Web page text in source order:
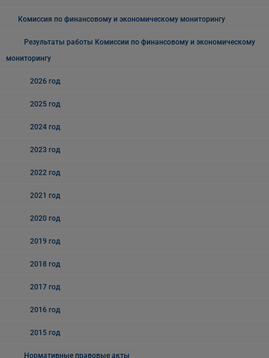
Комиссия по финансовому и экономическому мониторингу
Результаты работы Комиссии по финансовому и экономическому
мониторингу
2026 год
2025 год
2024 год
2023 год
2022 год
2021 год
2020 год
2019 год
2018 год
2017 год
2016 год
2015 год
Нормативные правовые акты